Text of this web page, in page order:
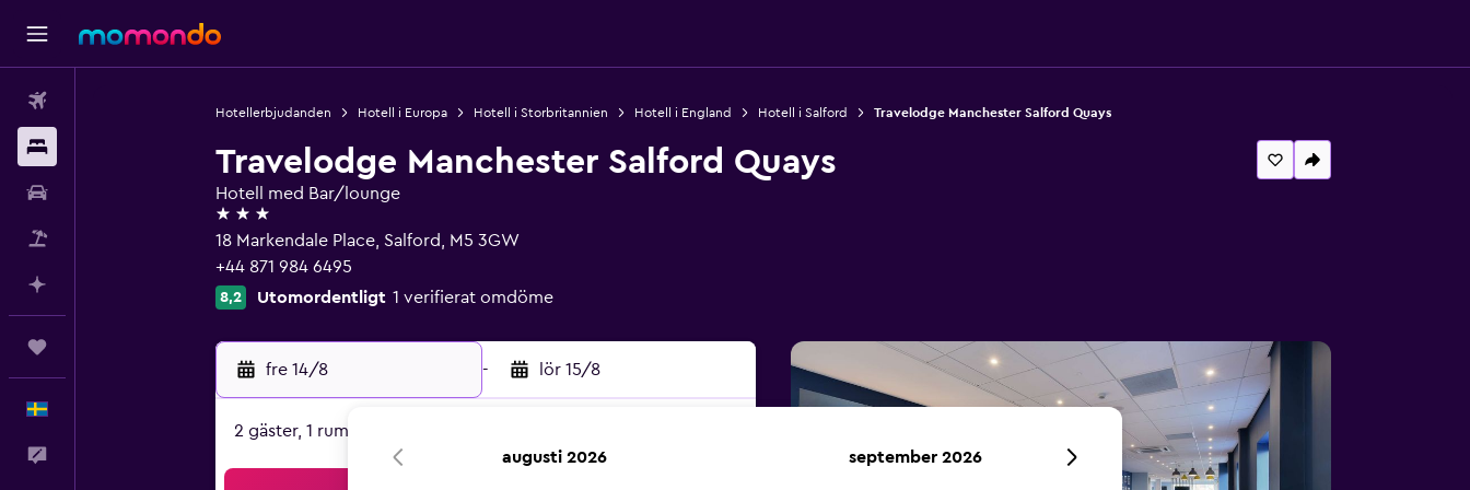
Hotellerbjudanden Hotell i Europa Hotell i Storbritannien Hotell i England Hotell i Salford Travelodge Manchester Salford Quays
Travelodge Manchester Salford Quays
Hotell med Bar/lounge
3 stjärnor
18 Markendale Place, Salford, M5 3GW
+44 871 984 6495
8,2 Utomordentligt 1 verifierat omdöme
fre 14/8 - lör 15/8
2 gäster, 1 rum
augusti 2026 september 2026